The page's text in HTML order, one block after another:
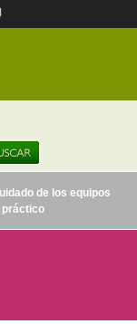
de los equipos
práctico